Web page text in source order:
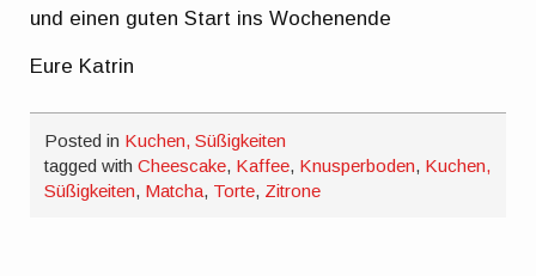
und einen guten Start ins Wochenende
Eure Katrin
Posted in Kuchen, Süßigkeiten
tagged withCheescake, Kaffee, Knusperboden, Kuchen,
Süßigkeiten, Matcha, Torte, Zitrone